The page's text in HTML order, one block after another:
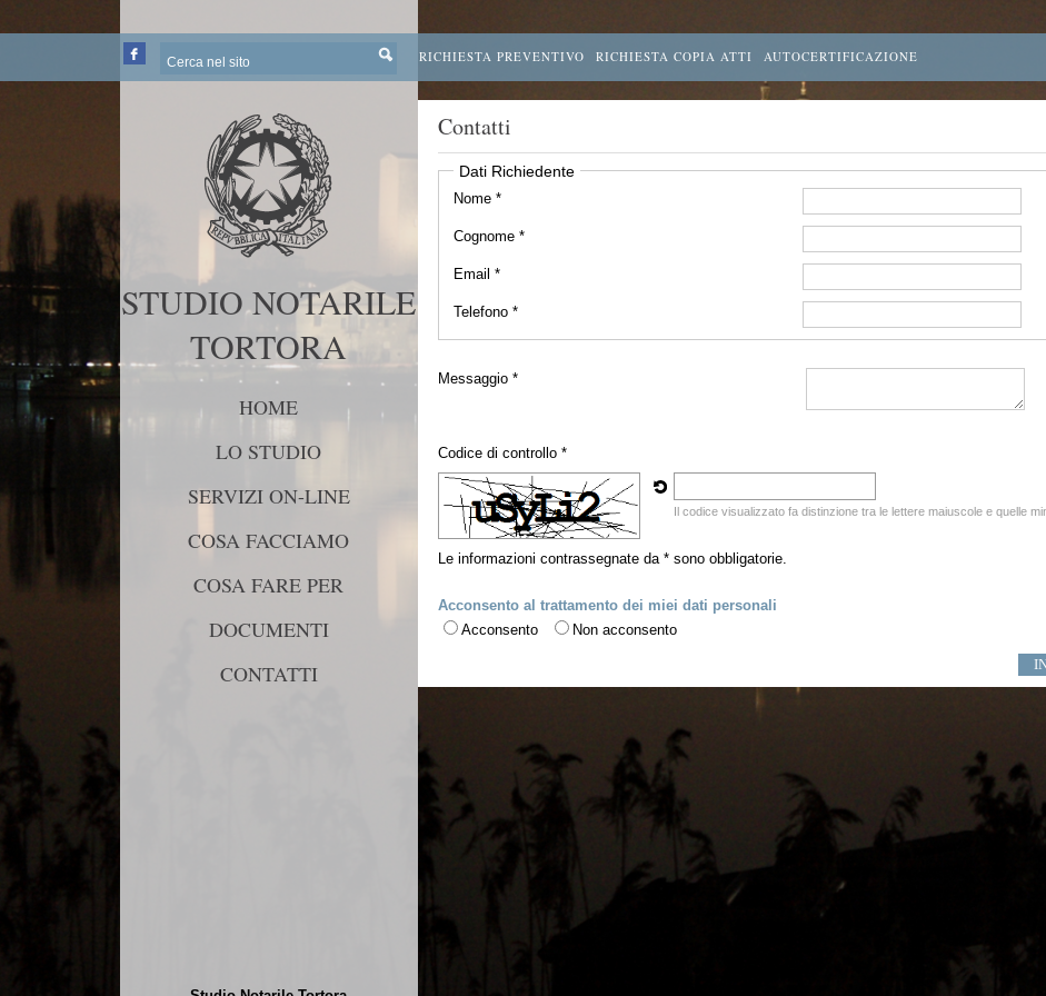
RICHIESTA PREVENTIVO RICHIESTA COPIA ATTI AUTOCERTIFICAZIONE
STUDIO NOTARILE
TORTORA
HOME
LO STUDIO
SERVIZI ON-LINE
COSA FACCIAMO
COSA FARE PER
DOCUMENTI
CONTATTI
Contatti
Dati Richiedente
Nome *
Cognome *
Email *
Telefono *
Messaggio *
Codice di controllo *
Il codice visualizzato fa distinzione tra le lettere maiuscole e quelle
Le informazioni contrassegnate da * sono obbligatorie.
Acconsento al trattamento dei miei dati personali
Acconsento
Non acconsento